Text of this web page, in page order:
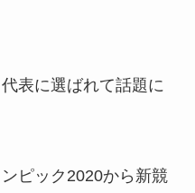
表に選ばれて話題に
ピック2020から新競